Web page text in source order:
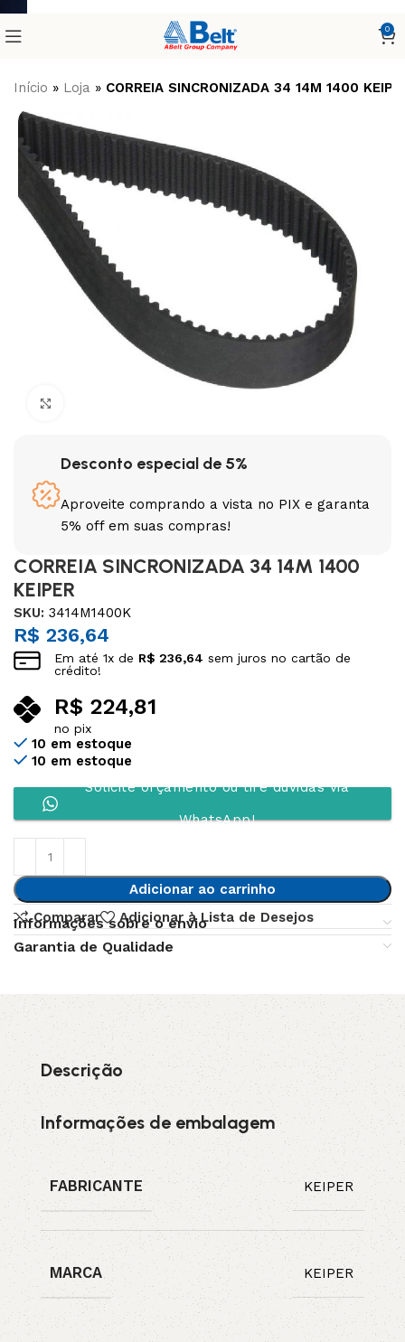
0
Início » Loja » CORREIA SINCRONIZADA 34 14M 1400
Desconto especial de 5%
Aproveite comprando a vista no PIX e garanta
5% off em suas compras!
CORREIA SINCRONIZADA 34 14M 1400
KEIPER
SKU:3414M1400K
R$ 236,64
Em até1x de R$ 236,64 sem juros no cartão de
crédito!
R$ 224,81
no pix
10 em estoque
10 em estoque
Solicite orçamento ou tire dúvidas via
WhatsApp!
Adicionar ao carrinho
Comparar
Adicionar à Lista de Desejos
Informações sobre o envio
Garantia de Qualidade
Descrição
Informações de embalagem
FABRICANTE KEIPER
MARCA KEIPER